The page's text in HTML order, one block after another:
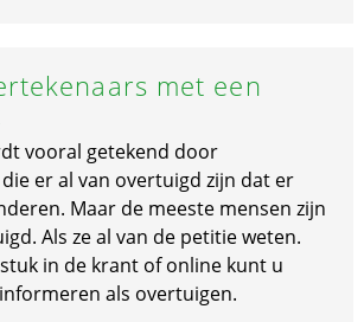
met een
vooral getekend door
er al van overtuigd zijn dat er
Maar de meeste mensen zijn
Als ze al van de petitie weten.
in de krant of online kunt u
als overtuigen.